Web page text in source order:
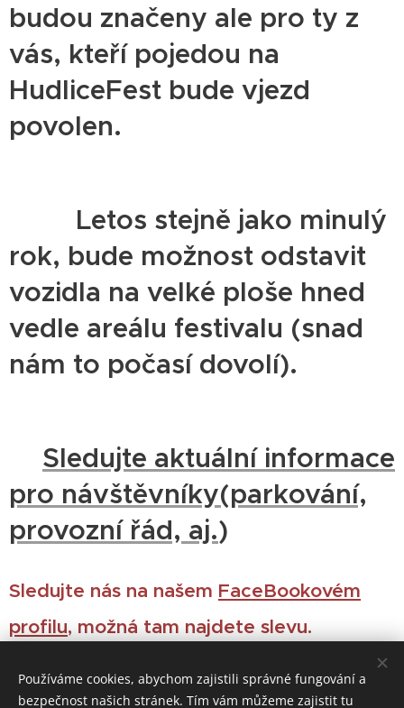
budou značeny ale pro ty z
vás, kteří pojedou na
HudliceFest bude vjezd
povolen.
🔴❗️Letos stejně jako minulý
rok, bude možnost odstavit
vozidla na velké ploše hned
vedle areálu festivalu (snad
nám to počasí dovolí).
Sledujte aktuální informace
pro návštěvníky(parkování,
provozní řád, aj.)
Sledujte nás na našem FaceBookovém
profilu, možná tam najdete slevu.
Používáme cookies, abychom zajistili správné fungování a
bezpečnost našich stránek. Tím vám můžeme zajistit tu